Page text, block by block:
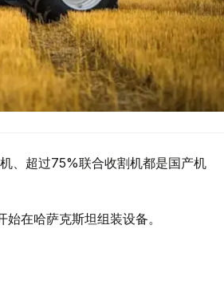
、超过75%联合收割机都是国产机
在哈萨克斯坦组装设备。